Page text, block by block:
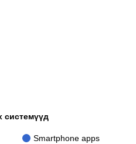
системүүд
Smartphone apps